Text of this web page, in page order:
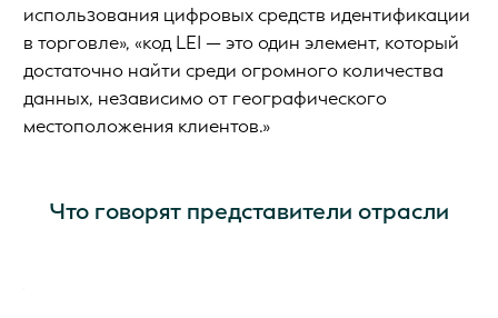
использования цифровых средств идентификации
в торговле», «код LEI — это один элемент, который
достаточно найти среди огромного количества
данных, независимо от географического
местоположения клиентов.»
Что говорят представители отрасли